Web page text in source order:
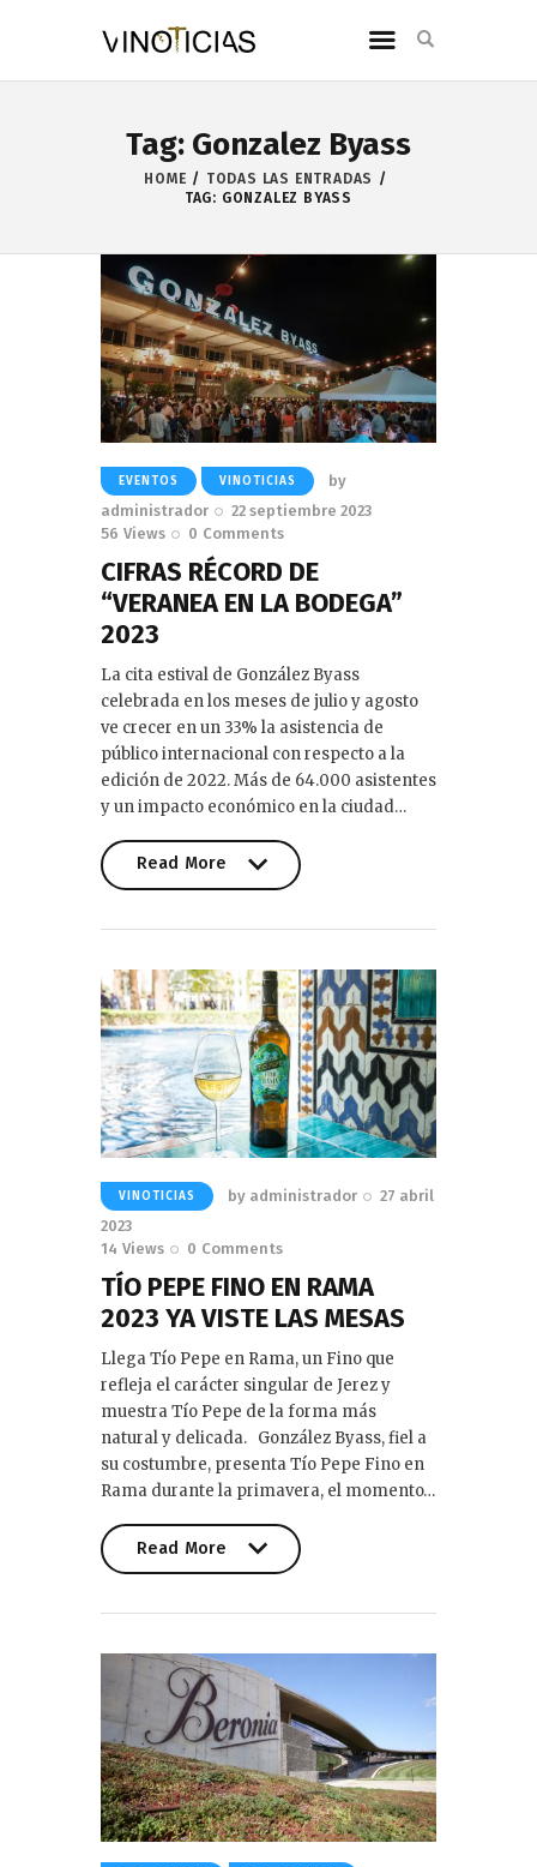
Tag: Gonzalez Byass
HOME
TODAS LAS ENTRADAS
TAG: GONZALEZ BYASS
EVENTOS VINOTICIAS
by
administrador
22 septiembre 2023
56 Views 0 Comments
CIFRAS RÉCORD DE
“VERANEA EN LA BODEGA”
2023
La cita estival de González Byass
celebrada en los meses de julio y agosto
ve crecer en un 33% la asistencia de
público internacional con respecto a la
edición de 2022. Más de 64.000 asistentes
y un impacto económico en la ciudad…
Read More
VINOTICIAS by administrador
27 abril
2023
14 Views 0 Comments
TÍO PEPE FINO EN RAMA
2023 YA VISTE LAS MESAS
Llega Tío Pepe en Rama, un Fino que
refleja el carácter singular de Jerez y
muestra Tío Pepe de la forma más
natural y delicada. González Byass, fiel a
su costumbre, presenta Tío Pepe Fino en
Rama durante la primavera, el momento…
Read More